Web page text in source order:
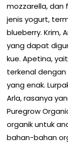
mozzarella, dan
jenis yogurt,
blueberry. Krim,
yang dapat
kue. Apetina,
terkenal
yang enak.
Arla, rasanya
Puregrow
organik untuk
bahan-bahan